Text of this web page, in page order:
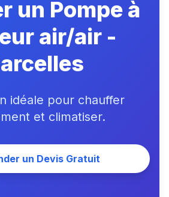
un Pompe à
air/air -
idéale pour chauffer
et climatiser.
un Devis Gratuit